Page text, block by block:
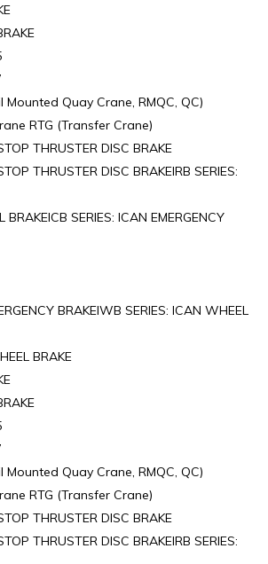
Quay Crane, RMQC, QC)
RTG (Transfer Crane)
THRUSTER DISC BRAKE
THRUSTER DISC BRAKEIRB SERIES:
BRAKEICB SERIES: ICAN EMERGENCY
BRAKEIWB SERIES: ICAN WHEEL
BRAKE
Quay Crane, RMQC, QC)
RTG (Transfer Crane)
THRUSTER DISC BRAKE
THRUSTER DISC BRAKEIRB SERIES: